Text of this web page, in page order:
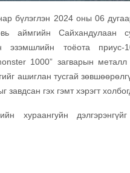
бүлэглэн 2024 оны 06
аймгийн Сайхандулаан
эзэмшлийн тоёота приус-
1000” загварын металл
ашиглан тусгай
гэх гэмт хэрэгт
хураангуйн